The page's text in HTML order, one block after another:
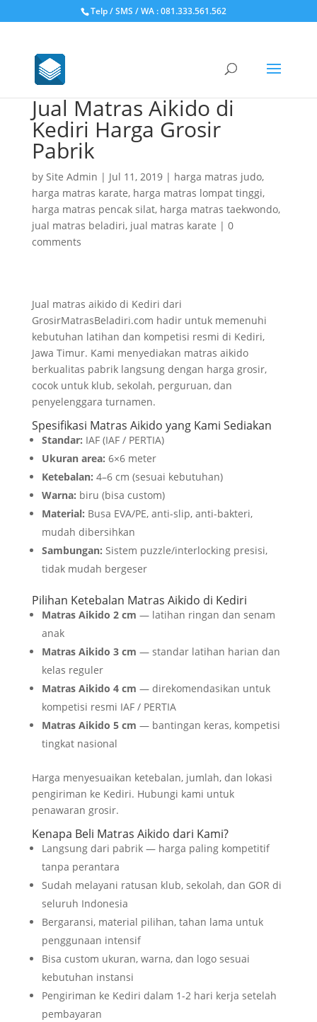
Telp / SMS / WA : 081.333.561.562
Jual Matras Aikido di
Kediri Harga Grosir
Pabrik
by Site Admin | Jul 11, 2019| harga matras judo,
harga matras karate, harga matras lompat tinggi,
harga matras pencak silat, harga matras taekwondo,
jual matras beladiri, jual matras karate | 0
comments
Jual matras aikido di Kediri dari
GrosirMatrasBeladiri.com hadir untuk memenuhi
kebutuhan latihan dan kompetisi resmi di Kediri,
Jawa Timur. Kami menyediakan matras aikido
berkualitas pabrik langsung dengan harga grosir,
cocok untuk klub, sekolah, perguruan, dan
penyelenggara turnamen.
Spesifikasi Matras Aikido yang Kami Sediakan
Standar: IAF (IAF / PERTIA)
Ukuran area: 6×6 meter
Ketebalan: 4–6 cm (sesuai kebutuhan)
Warna: biru (bisa custom)
Material: Busa EVA/PE, anti-slip, anti-bakteri,
mudah dibersihkan
Sambungan: Sistem puzzle/interlocking presisi,
tidak mudah bergeser
Pilihan Ketebalan Matras Aikido di Kediri
Matras Aikido 2 cm — latihan ringan dan senam
anak
Matras Aikido 3 cm — standar latihan harian dan
kelas reguler
Matras Aikido 4 cm — direkomendasikan untuk
kompetisi resmi IAF / PERTIA
Matras Aikido 5 cm — bantingan keras, kompetisi
tingkat nasional
Harga menyesuaikan ketebalan, jumlah, dan lokasi
pengiriman ke Kediri. Hubungi kami untuk
penawaran grosir.
Kenapa Beli Matras Aikido dari Kami?
Langsung dari pabrik — harga paling kompetitif
tanpa perantara
Sudah melayani ratusan klub, sekolah, dan GOR di
seluruh Indonesia
Bergaransi, material pilihan, tahan lama untuk
penggunaan intensif
Bisa custom ukuran, warna, dan logo sesuai
kebutuhan instansi
Pengiriman ke Kediri dalam 1-2 hari kerja setelah
pembayaran